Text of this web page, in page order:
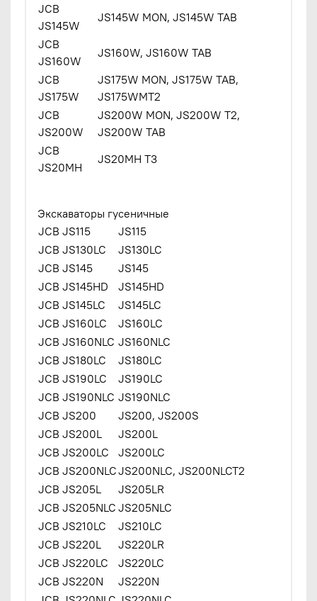
JCB
JS145W
JS145W MON, JS145W TAB
JCB
JS160W
JS160W, JS160W TAB
JCB
JS175W
JS175W MON, JS175W TAB,
JS175WMT2
JCB
JS200W
JS200W MON, JS200W T2,
JS200W TAB
JCB
JS20MH
JS20MH T3
Экскаваторы гусеничные
JCB JS115
JS115
JCB JS130LC
JS130LC
JCB JS145
JS145
JCB JS145HD
JS145HD
JCB JS145LC
JS145LC
JCB JS160LC
JS160LC
JCB JS160NLC JS160NLC
JCB JS180LC
JS180LC
JCB JS190LC
JS190LC
JCB JS190NLC JS190NLC
JCB JS200
JS200, JS200S
JCB JS200L
JS200L
JCB JS200LC
JS200LC
JCB JS200NLCJS200NLC, JS200NLCT2
JCB JS205L
JS205LR
JCB JS205NLC JS205NLC
JCB JS210LC
JS210LC
JCB JS220L
JS220LR
JCB JS220LC
JS220LC
JCB JS220N
JS220N